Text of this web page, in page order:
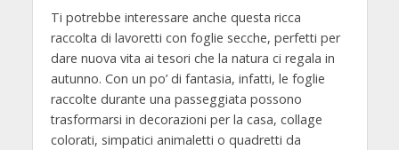
Ti potrebbe interessare anche questa ricca
raccolta di lavoretti con foglie secche, perfetti per
dare nuova vita ai tesori che la natura ci regala in
autunno. Con un po’ di fantasia, infatti, le foglie
raccolte durante una passeggiata possono
trasformarsi in decorazioni per la casa, collage
colorati, simpatici animaletti o quadretti da